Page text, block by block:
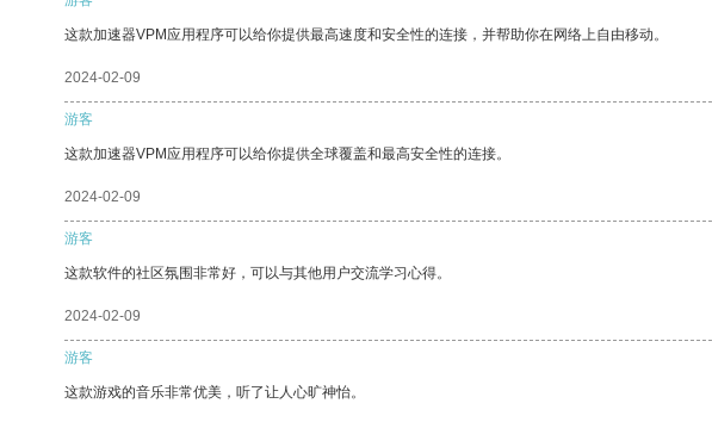
这款加速器VPM应用程序可以给你提供最高速度和安全性的连接，并帮助你在网络上自由移动。
2024-02-09
游客
这款加速器VPM应用程序可以给你提供全球覆盖和最高安全性的连接。
2024-02-09
游客
这款软件的社区氛围非常好，可以与其他用户交流学习心得。
2024-02-09
游客
这款游戏的音乐非常优美，听了让人心旷神怡。